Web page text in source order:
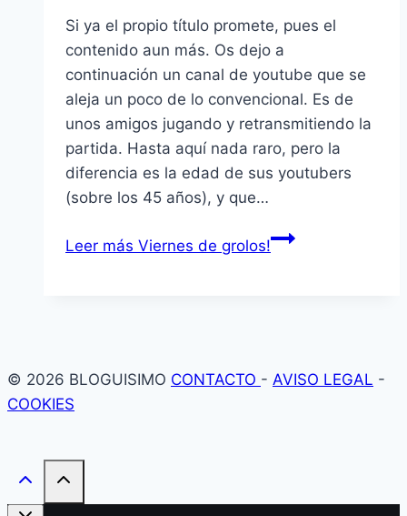
Si ya el propio título promete, pues el
contenido aun más. Os dejo a
continuación un canal de youtube que se
aleja un poco de lo convencional. Es de
unos amigos jugando y retransmitiendo la
partida. Hasta aquí nada raro, pero la
diferencia es la edad de sus youtubers
(sobre los 45 años), y que…
Leer más Viernes de grolos!
© 2026 BLOGUISIMO CONTACTO - AVISO LEGAL -
COOKIES